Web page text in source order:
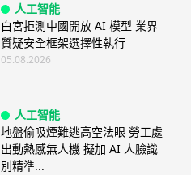
人工智能
白宮拒測中國開放 AI 模型 業界
質疑安全框架選擇性執行
05.08.2026
人工智能
地盤偷吸煙難逃高空法眼 勞工處
出動熱感無人機 擬加 AI 人臉識
別精準...